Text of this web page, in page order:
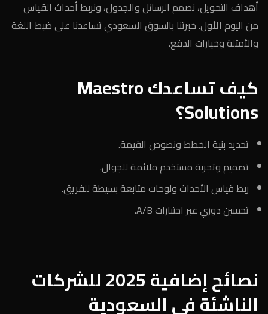
أهداف التحويل، نصمم الرسائل والجدول، ونربط أحداث القياس
من اليوم الأول. خبرتنا بالسوق السعودي تساعدنا على ضبط اللغة
والأمثلة وخيارات الدفع.
كيف تساعدك Maestro
Solutions؟
تحديد بنية الخطط ونصوص القيمة.
تصميم وتجربة مستخدم ملائمة للجوال.
ربط قياس الأحداث ولوحات متابعة بسيطة للفريق.
تحسين دوري عبر اختبارات A/B.
نصائح إضافية 2025 للشركات
الناشئة في السعودية